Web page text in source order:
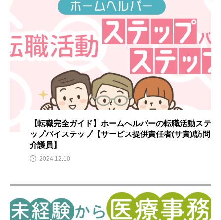
【転職完全ガイド】ホームへルパーの転職活動ステ
ップバイステップ【サービス提供責任者(サ責)/訪問
介護員】
2024.12.10